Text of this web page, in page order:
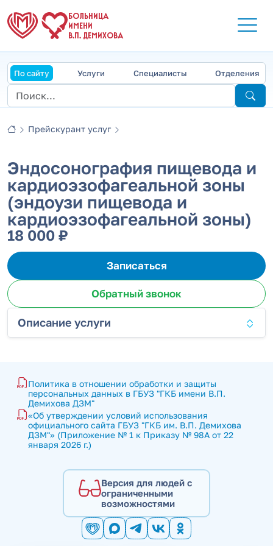
БОЛЬНИЦА
ИМЕНИ
В.П. ДЕМИХОВА
По сайту Услуги Специалисты Отделения
Прейскурант услуг
Эндосонография пищевода и
кардиоэзофагеальной зоны
(эндоузи пищевода и
кардиоэзофагеальной зоны)
18 000 ₽
Записаться
Обратный звонок
Описание услуги
Политика в отношении обработки и защиты
персональных данных в ГБУЗ "ГКБ имени В.П.
Демихова ДЗМ"
«Об утверждении условий использования
официального сайта ГБУЗ "ГКБ им. В.П. Демихова
ДЗМ"» (Приложение № 1 к Приказу № 98А от 22
января 2026 г.)
Версия для людей с
ограниченными
возможностями